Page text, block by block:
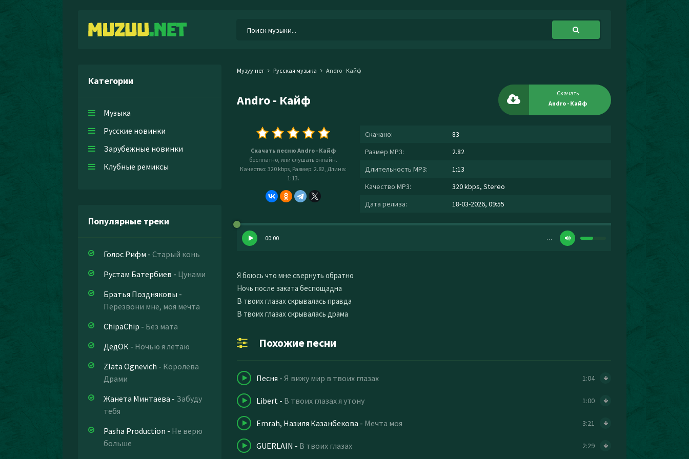
Категории
Музыка
Русские новинки
Зарубежные новинки
Клубные ремиксы
Популярные треки
Голос Рифм - Старый конь
Рустам Батербиев - Цунами
Братья Поздняковы -
Перезвони мне, моя мечта
ChipaChip - Без мата
ДедОК - Ночью я летаю
Zlata Ognevich - Королева
Драми
Жанета Минтаева - Забуду
тебя
Pasha Production - Не верю
больше
Музуу.нет Русская музыка Andro - Кайф
Andro - Кайф
Скачать
Andro - Кайф
Скачать песню Andro - Кайф
бесплатно, или слушать онлайн.
Качество: 320 kbps, Размер: 2.82, Длина:
1:13.
Скачано:
83
Размер MP3:
2.82
Длительность MP3:
1:13
Качество MP3:
320 kbps, Stereo
Дата релиза:
18-03-2026, 09:55
00:00 …
Я боюсь что мне свернуть обратно
Ночь после заката беспощадна
В твоих глазах скрывалась правда
В твоих глазах скрывалась драма
Похожие песни
Песня - Я вижу мир в твоих глазах 1:04
Libert - В твоих глазах я утону 1:00
Emrah, Назиля Казанбекова - Мечта моя 3:21
GUERLAIN - В твоих глазах 2:29